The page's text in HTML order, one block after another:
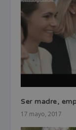
Ser madre,
17 mayo, 2017